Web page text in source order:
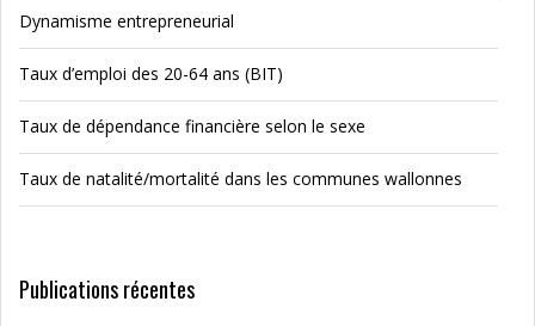
Dynamisme entrepreneurial
Taux d’emploi des 20-64 ans (BIT)
Taux de dépendance financière selon le sexe
Taux de natalité/mortalité dans les communes wallonnes
Publications récentes